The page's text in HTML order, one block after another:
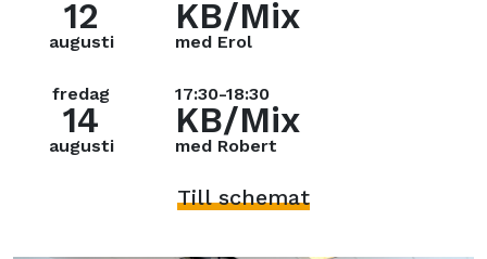
12
augusti
KB/Mix
med Erol
fredag
14
augusti
17:30-18:30
KB/Mix
med Robert
Till schemat